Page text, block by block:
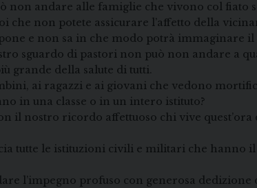
non andare alle famiglie che vivono col fiato
che non potete assicurare l’affetto della
e non sa in che modo potrà immaginare
sguardo di pastori non può non andare a
grande della salute di tutti.
ai ragazzi e ai giovani che vedono
in una classe o in un intero istituto?
il nostro ricordo affettuoso chi vive
tutte le istituzioni civili e militari che hanno
l’impegno profuso con generosa